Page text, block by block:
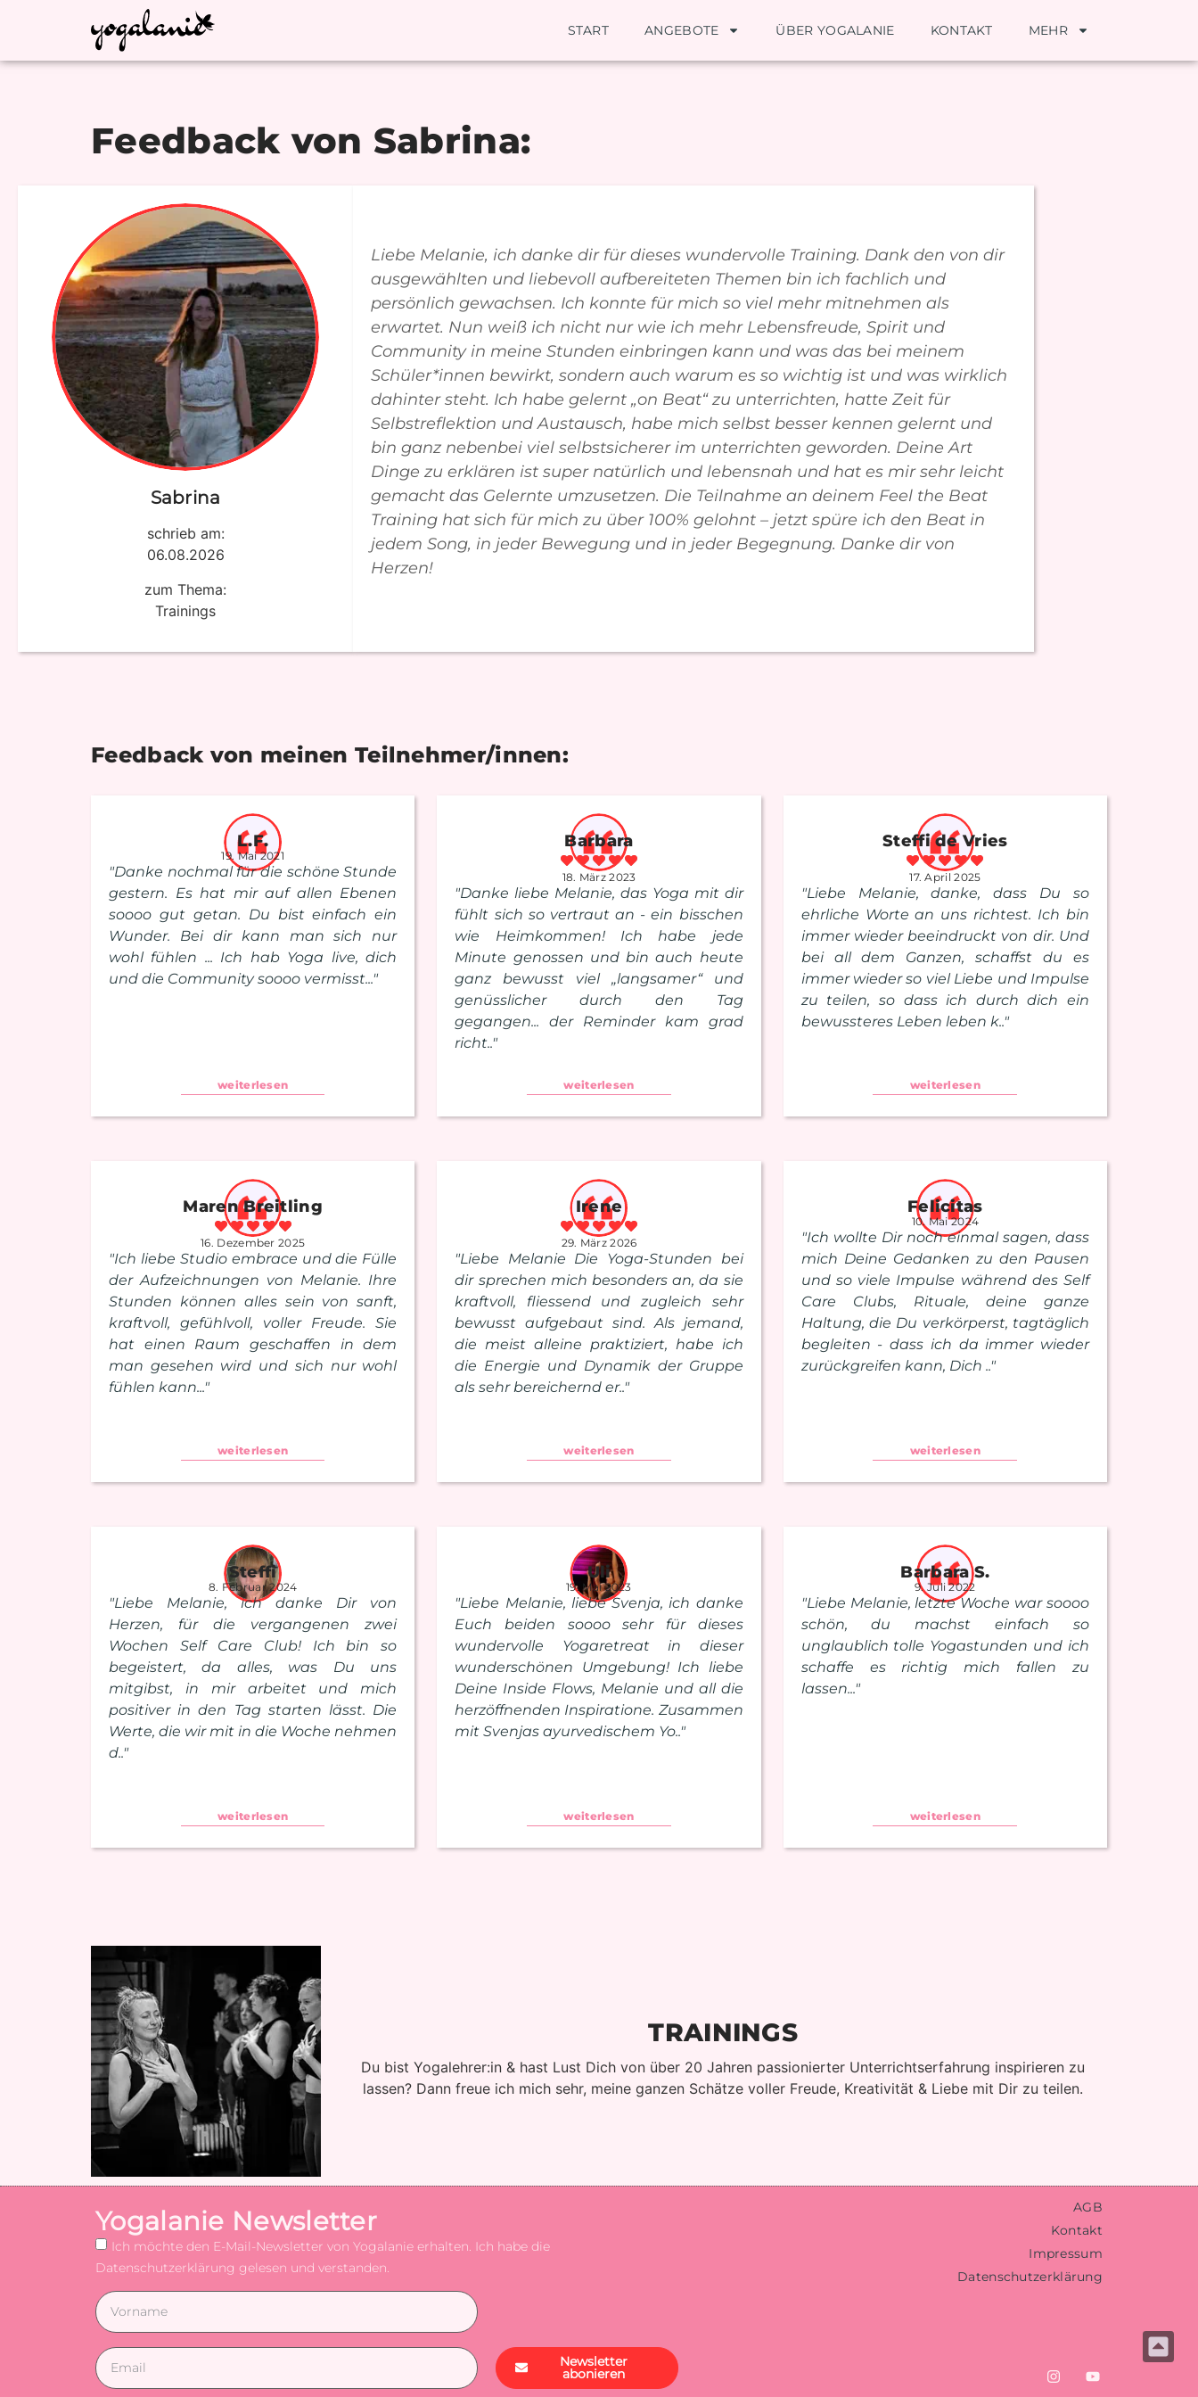
START ANGEBOTE ÜBER YOGALANIE KONTAKT MEHR
Feedback von Sabrina:
Sabrina
schrieb am:
06.08.2026
zum Thema:
Trainings
Liebe Melanie, ich danke dir für dieses wundervolle Training. Dank den von dir
ausgewählten und liebevoll aufbereiteten Themen bin ich fachlich und
persönlich gewachsen. Ich konnte für mich so viel mehr mitnehmen als
erwartet. Nun weiß ich nicht nur wie ich mehr Lebensfreude, Spirit und
Community in meine Stunden einbringen kann und was das bei meinem
Schüler*innen bewirkt, sondern auch warum es so wichtig ist und was wirklich
dahinter steht. Ich habe gelernt „on Beat“ zu unterrichten, hatte Zeit für
Selbstreflektion und Austausch, habe mich selbst besser kennen gelernt und
bin ganz nebenbei viel selbstsicherer im unterrichten geworden. Deine Art
Dinge zu erklären ist super natürlich und lebensnah und hat es mir sehr leicht
gemacht das Gelernte umzusetzen. Die Teilnahme an deinem Feel the Beat
Training hat sich für mich zu über 100% gelohnt – jetzt spüre ich den Beat in
jedem Song, in jeder Bewegung und in jeder Begegnung. Danke dir von
Herzen!
Feedback von meinen Teilnehmer/innen:
L.F.
19. Mai 2021
"Danke nochmal für die schöne Stunde
gestern. Es hat mir auf allen Ebenen
soooo gut getan. Du bist einfach ein
Wunder. Bei dir kann man sich nur
wohl fühlen ... Ich hab Yoga live, dich
und die Community soooo vermisst..."
weiterlesen
Barbara
18. März 2023
"Danke liebe Melanie, das Yoga mit dir
fühlt sich so vertraut an - ein bisschen
wie Heimkommen! Ich habe jede
Minute genossen und bin auch heute
ganz bewusst viel „langsamer“ und
genüsslicher durch den Tag
gegangen... der Reminder kam grad
richt.."
weiterlesen
Steffi de Vries
17. April 2025
"Liebe Melanie, danke, dass Du so
ehrliche Worte an uns richtest. Ich bin
immer wieder beeindruckt von dir. Und
bei all dem Ganzen, schaffst du es
immer wieder so viel Liebe und Impulse
zu teilen, so dass ich durch dich ein
bewussteres Leben leben k.."
weiterlesen
Maren Breitling
16. Dezember 2025
"Ich liebe Studio embrace und die Fülle
der Aufzeichnungen von Melanie. Ihre
Stunden können alles sein von sanft,
kraftvoll, gefühlvoll, voller Freude. Sie
hat einen Raum geschaffen in dem
man gesehen wird und sich nur wohl
fühlen kann..."
weiterlesen
Irene
29. März 2026
"Liebe Melanie Die Yoga-Stunden bei
dir sprechen mich besonders an, da sie
kraftvoll, fliessend und zugleich sehr
bewusst aufgebaut sind. Als jemand,
die meist alleine praktiziert, habe ich
die Energie und Dynamik der Gruppe
als sehr bereichernd er.."
weiterlesen
Felicitas
10. Mai 2024
"Ich wollte Dir noch einmal sagen, dass
mich Deine Gedanken zu den Pausen
und so viele Impulse während des Self
Care Clubs, Rituale, deine ganze
Haltung, die Du verkörperst, tagtäglich
begleiten - dass ich da immer wieder
zurückgreifen kann, Dich .."
weiterlesen
Steffi
8. Februar 2024
"Liebe Melanie, ich danke Dir von
Herzen, für die vergangenen zwei
Wochen Self Care Club! Ich bin so
begeistert, da alles, was Du uns
mitgibst, in mir arbeitet und mich
positiver in den Tag starten lässt. Die
Werte, die wir mit in die Woche nehmen
d.."
weiterlesen
Uli
19. Mai 2023
"Liebe Melanie, liebe Svenja, ich danke
Euch beiden soooo sehr für dieses
wundervolle Yogaretreat in dieser
wunderschönen Umgebung! Ich liebe
Deine Inside Flows, Melanie und all die
herzöffnenden Inspiratione. Zusammen
mit Svenjas ayurvedischem Yo.."
weiterlesen
Barbara S.
9. Juli 2022
"Liebe Melanie, letzte Woche war soooo
schön, du machst einfach so
unglaublich tolle Yogastunden und ich
schaffe es richtig mich fallen zu
lassen..."
weiterlesen
TRAININGS
Du bist Yogalehrer:in & hast Lust Dich von über 20 Jahren passionierter Unterrichtserfahrung inspirieren zu
lassen? Dann freue ich mich sehr, meine ganzen Schätze voller Freude, Kreativität & Liebe mit Dir zu teilen.
Yogalanie Newsletter
Ich möchte den E-Mail-Newsletter von Yogalanie erhalten. Ich habe die
Datenschutzerklärung gelesen und verstanden.
Newsletter
abonieren
AGB
Kontakt
Impressum
Datenschutzerklärung